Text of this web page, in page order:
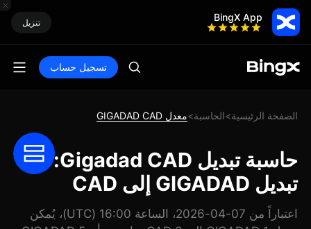
BingX App تنزيل
تسجيل حساب
الصفحة الرئيسية>الحاسبة>معدل GIGADAD CAD
حاسبة تبديل Gigadad CAD:
تبديل GIGADAD إلى CAD
اعتباراً من 07-04-2026، الساعة 16:00 (UTC)، يُمكن